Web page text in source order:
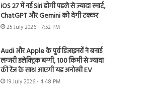
iOS 27 में नई Siri होगी पहले से ज्यादा स्मार्ट,
ChatGPT और Gemini को देगी टक्कर
25 July 2026 - 7:52 PM
Audi और Apple के पूर्व डिजाइनरों ने बनाई
लग्जरी इलेक्ट्रिक बग्गी, 100 किमी से ज्यादा
की रेंज के साथ आएगी यह अनोखी EV
19 July 2026 - 4:48 PM